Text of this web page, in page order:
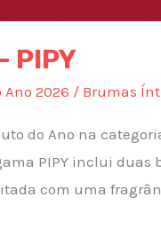
PIPY
Ano 2026 / Brumas
do Ano na
PIPY inclui duas
com uma